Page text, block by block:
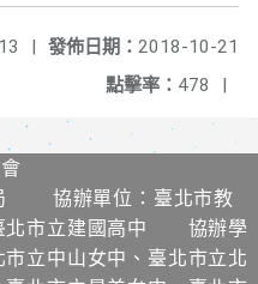
發佈日期： 2018-10-21
|
點擊率： 478 |
協辦單位：臺北市教
市立建國高中 協辦學
立中山女中、臺北市立北